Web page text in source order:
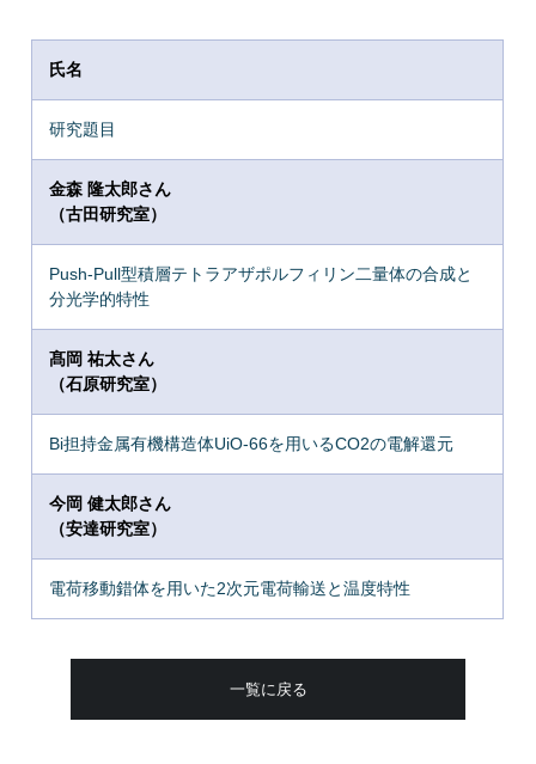
氏名
研究題目
金森 隆太郎さん
（古田研究室）
Push-Pull型積層テトラアザポルフィリン二量体の合成と
分光学的特性
髙岡 祐太さん
（石原研究室）
Bi担持金属有機構造体UiO-66を用いるCO2の電解還元
今岡 健太郎さん
（安達研究室）
電荷移動錯体を用いた2次元電荷輸送と温度特性
一覧に戻る